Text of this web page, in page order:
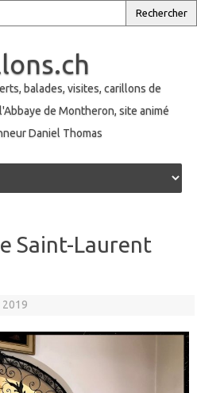
balades, visites, carillons de
de Montheron, site animé
Daniel Thomas
Saint-Laurent
2019